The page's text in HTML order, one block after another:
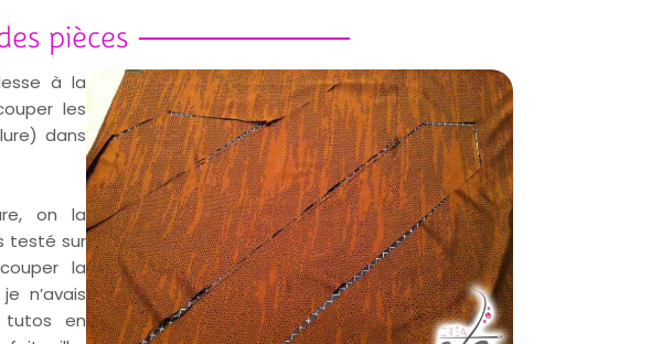
pièces
à la
les
dans
on la
testé sur
la
n’avais
tutos en